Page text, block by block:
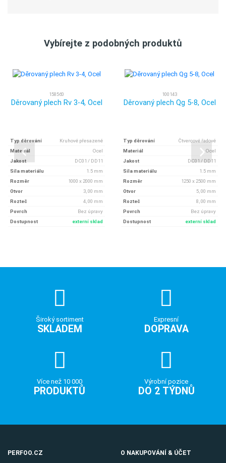
Vybírejte z podobných produktů
158560
Děrovaný plech Rv 3-4, Ocel
Typ děrování
Kruhové přesazené
Materiál
Ocel
Jakost
DC01 / DD11
Síla materiálu
1.5 mm
Rozměr
1000 x 2000 mm
Otvor
3, 00 mm
Rozteč
4, 00 mm
Povrch
Bez úpravy
Dostupnost
externí sklad
100143
Děrovaný plech Qg 5-8, Ocel
Typ děrování
Čtvercové řadové
Materiál
Ocel
Jakost
DC01 / DD11
Síla materiálu
1.5 mm
Rozměr
1250 x 2500 mm
Otvor
5, 00 mm
Rozteč
8, 00 mm
Povrch
Bez úpravy
Dostupnost
externí sklad
Široký sortiment
SKLADEM
Expresní
DOPRAVA
Více než 10 000
PRODUKTŮ
Výrobní pozice
DO 2 TÝDNŮ
PERFOO.CZ O NAKUPOVÁNÍ & ÚČET